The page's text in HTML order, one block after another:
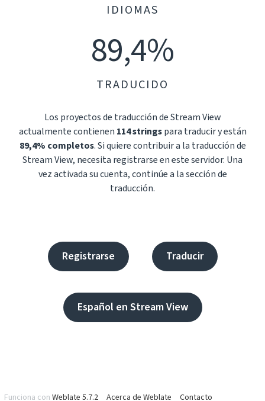
IDIOMAS
89,4%
TRADUCIDO
Los proyectos de traducción de Stream View
actualmente contienen 114 stringspara traducir y están
89,4% completos. Si quiere contribuir a la traducción de
Stream View, necesita registrarse en este servidor. Una
vez activada su cuenta, continúe a la sección de
traducción.
Registrarse Traducir
Español en Stream View
Funciona con Weblate 5.7.2 Acerca de Weblate Contacto